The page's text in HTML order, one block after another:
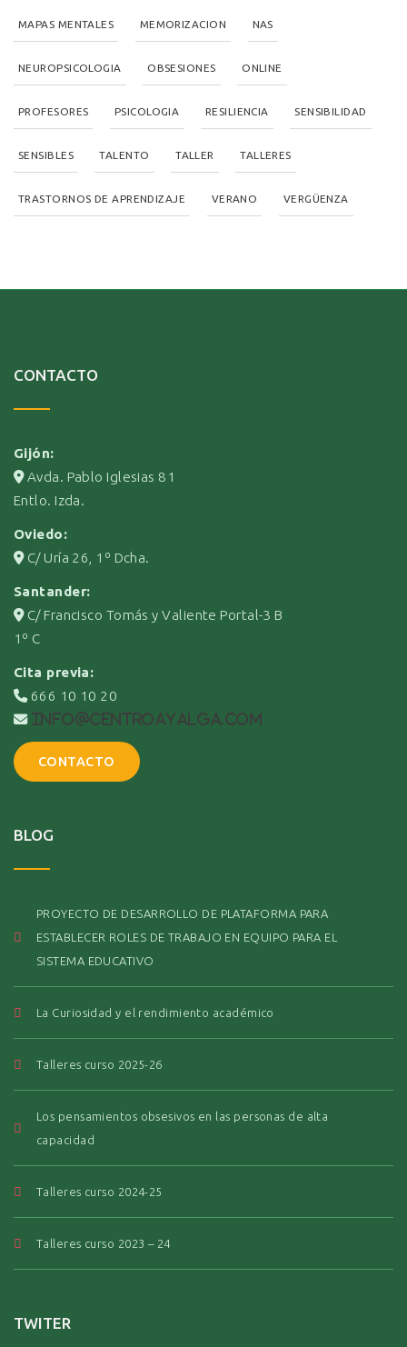
MAPAS MENTALES MEMORIZACION NAS
NEUROPSICOLOGIA OBSESIONES ONLINE
PROFESORES PSICOLOGIA RESILIENCIA SENSIBILIDAD
SENSIBLES TALENTO TALLER TALLERES
TRASTORNOS DE APRENDIZAJE VERANO VERGÜENZA
CONTACTO
Gijón:
Avda. Pablo Iglesias 81
Entlo. Izda.
Oviedo:
C/ Uría 26, 1º Dcha.
Santander:
C/ Francisco Tomás y Valiente Portal-3 B
1º C
Cita previa:
666 10 10 20
info@centroayalga.com
CONTACTO
BLOG
PROYECTO DE DESARROLLO DE PLATAFORMA PARA
ESTABLECER ROLES DE TRABAJO EN EQUIPO PARA EL
SISTEMA EDUCATIVO
La Curiosidad y el rendimiento académico
Talleres curso 2025-26
Los pensamientos obsesivos en las personas de alta
capacidad
Talleres curso 2024-25
Talleres curso 2023 – 24
TWITER